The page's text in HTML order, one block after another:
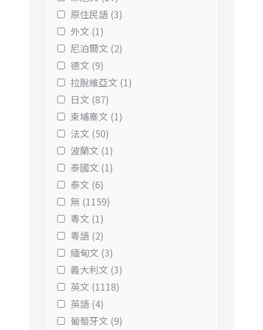
原住民語 (3)
外文 (1)
尼泊爾文 (2)
德文 (9)
拉脫維亞文 (1)
日文 (87)
柬埔寨文 (1)
法文 (50)
波蘭文 (1)
泰國文 (1)
泰文 (6)
無 (1159)
粵文 (1)
粵語 (2)
緬甸文 (3)
義大利文 (3)
英文 (1118)
英語 (4)
葡萄牙文 (9)